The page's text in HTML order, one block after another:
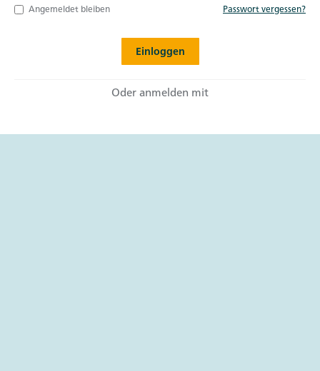
Angemeldet bleiben Passwort vergessen?
Oder anmelden mit